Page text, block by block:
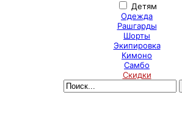
Детям
Одежда
Рашгарды
Шорты
Экипировка
Кимоно
Самбо
Скидки